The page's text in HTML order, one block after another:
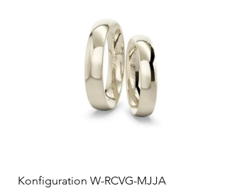
Konfiguration W-RCVG-MJJA